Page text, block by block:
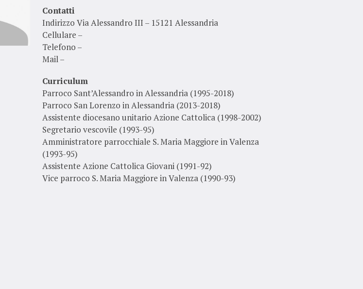
Contatti
Indirizzo Via Alessandro III – 15121 Alessandria
Cellulare –
Telefono –
Mail –
Curriculum
Parroco Sant’Alessandro in Alessandria (1995-2018)
Parroco San Lorenzo in Alessandria (2013-2018)
Assistente diocesano unitario Azione Cattolica (1998-2002)
Segretario vescovile (1993-95)
Amministratore parrocchiale S. Maria Maggiore in Valenza
(1993-95)
Assistente Azione Cattolica Giovani (1991-92)
Vice parroco S. Maria Maggiore in Valenza (1990-93)